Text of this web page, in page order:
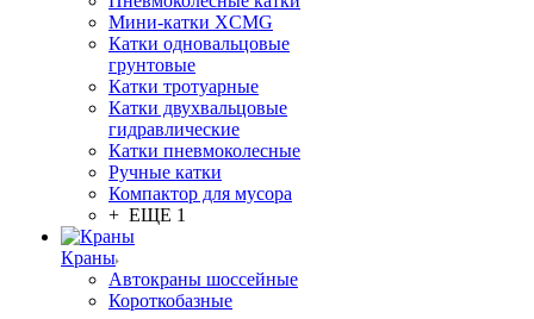
Мини-катки XCMG
Катки одновальцовые
грунтовые
Катки тротуарные
Катки двухвальцовые
гидравлические
Катки пневмоколесные
Ручные катки
Компактор для мусора
+ ЕЩЕ 1
Краны
Автокраны шоссейные
Короткобазные